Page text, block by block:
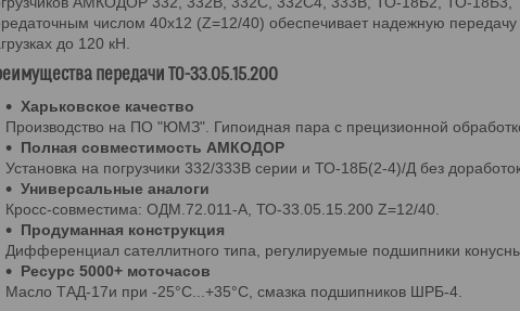
числом 40х12 (Z=12/40) обеспечивает надежную
до 120 кН.
передачи ТО-33.05.15.200
Харьковское качество
Производство на ПО "ЮМЗ". Гипоидная пара с прецизионной
Полная совместимость АМКОДОР
Установка на погрузчики 332/333В серии и ТО-18Б(2-4)/Д без
Универсальные аналоги
Кросс-совместима: ОДМ.72.011-А, ТО-33.05.15.200 Z=12/40.
Продуманная конструкция
Дифференциал сателлитного типа, регулируемые подшипники
Ресурс 5000+ моточасов
Масло ТАД-17и при -25°C...+35°C, смазка подшипников ШРБ-4.